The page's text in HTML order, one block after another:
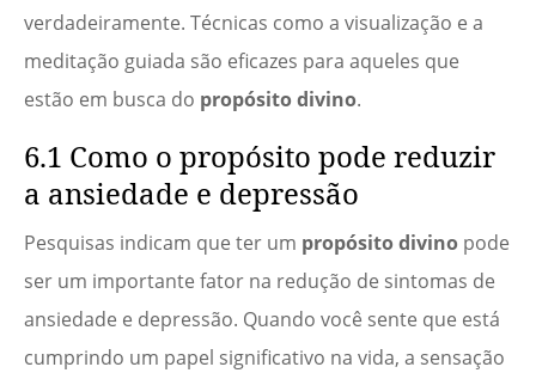
verdadeiramente. Técnicas como a visualização e a
meditação guiada são eficazes para aqueles que
estão em busca do propósito divino.
6.1 Como o propósito pode reduzir
a ansiedade e depressão
Pesquisas indicam que ter um propósito divino pode
ser um importante fator na redução de sintomas de
ansiedade e depressão. Quando você sente que está
cumprindo um papel significativo na vida, a sensação